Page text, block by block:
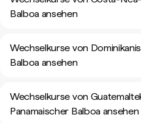
Balboa ansehen
Wechselkurse von
Balboa ansehen
Wechselkurse von
Panamaischer Balboa ansehen